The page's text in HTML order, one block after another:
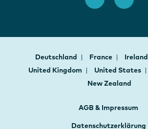
Deutschland France Ireland
United Kingdom
United States
New Zealand
AGB & Impressum
Datenschutzerklärung